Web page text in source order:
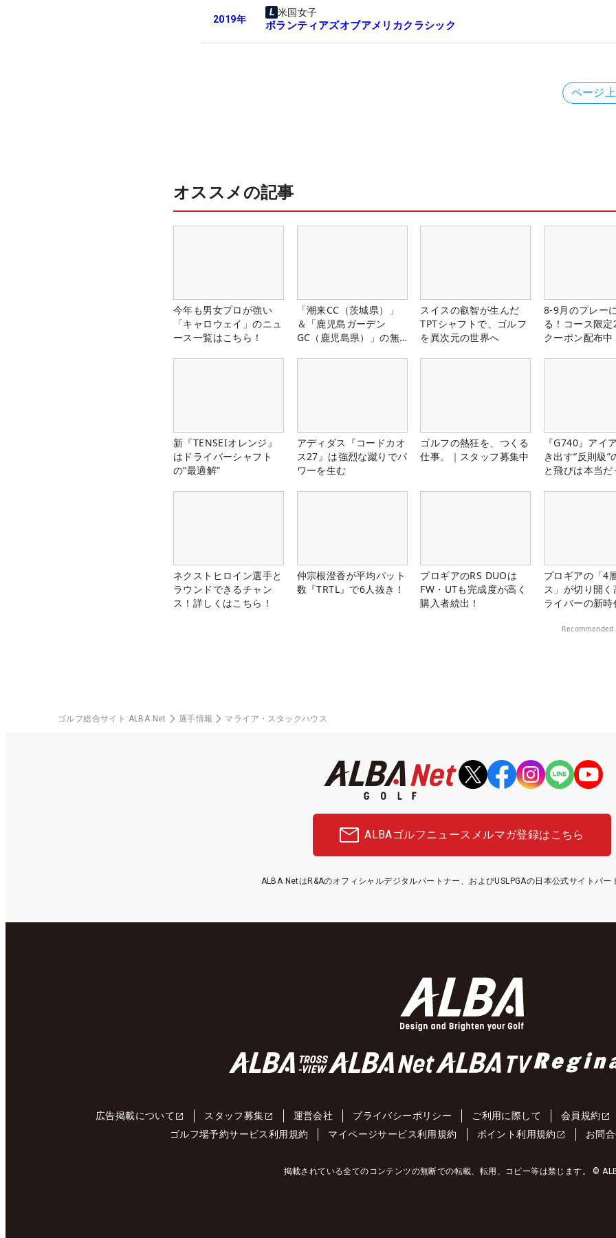
2019年
米国女子
ボランティアズオブアメリカクラシック
ページ
オススメの記事
今年も男女プロが強い
「キャロウェイ」のニュ
ース一覧はこちら！
「潮来CC（茨城県）」
＆「鹿児島ガーデン
GC（鹿児島県）」の無
スイスの叡智が生んだ
TPTシャフトで、ゴルフ
を異次元の世界へ
8-9月のプレー
る！コース限
クーポン配布中
新『TENSEIオレンジ』
はドライバーシャフト
の“最適解”
アディダス『コードカオ
ス27』は強烈な蹴りでパ
ワーを生む
ゴルフの熱狂を、つくる
仕事。｜スタッフ募集中
『G740』アイ
き出す“反則級”
と飛びは本当だ
ネクストヒロイン選手と
ラウンドできるチャン
ス！詳しくはこちら！
仲宗根澄香が平均パット
数『TRTL』で6人抜き！
プロギアのRS DUOは
FW・UTも完成度が高く
購入者続出！
プロギアの「4
ス」が切り開く
ライバーの新時
Recommended
ゴルフ総合サイト ALBA Net 選手情報 マライア・スタックハウス
ALBAゴルフニュース メルマガ登録はこちら
ALBA NetはR&Aのオフィシャルデジタルパートナー、およびUSLPGAの日本公式サイトパー
広告掲載について スタッフ募集 運営会社 プライバシーポリシー ご利用に際して 会員規約
ゴルフ場予約サービス利用規約
マイページサービス利用規約 ポイント利用規約 お問
掲載されている全てのコンテンツの無断での転載、転用、コピー等は禁じます。 ©